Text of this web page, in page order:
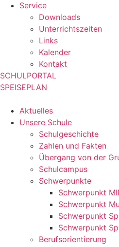
Service
Downloads
Unterrichtszeiten
Links
Kalender
Kontakt
SCHULPORTAL
SPEISEPLAN
Aktuelles
Unsere Schule
Schulgeschichte
Zahlen und Fakten
Übergang von der
Schulcampus
Schwerpunkte
Schwerpunkt
Schwerpunkt
Schwerpunkt
Schwerpunkt
Berufsorientierung